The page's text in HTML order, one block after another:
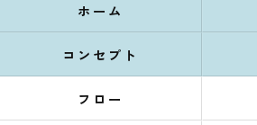
ホーム
コンセプト
フロー